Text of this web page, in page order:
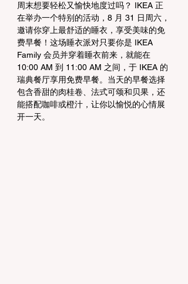
周末想要轻松又愉快地度过吗？ IKEA 正
在举办一个特别的活动，8 月 31 日周六，
邀请你穿上最舒适的睡衣，享受美味的免
费早餐！这场睡衣派对只要你是 IKEA
Family 会员并穿着睡衣前来，就能在
10:00 AM 到 11:00 AM 之间，于 IKEA 的
瑞典餐厅享用免费早餐。当天的早餐选择
包含香甜的肉桂卷、法式可颂和贝果，还
能搭配咖啡或橙汁，让你以愉悦的心情展
开一天。